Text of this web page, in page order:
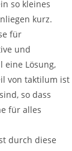
so kleines
kurz.
für
und
eine Lösung,
von taktilum ist
so dass
für alles
durch diese